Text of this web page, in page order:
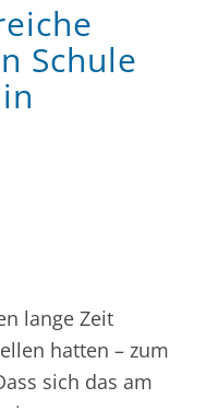
Schule
lange Zeit
hatten – zum
sich das am